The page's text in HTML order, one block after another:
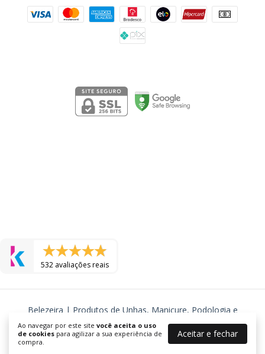
Ao navegar por este site você aceita o uso
de cookies para agilizar a sua experiência de
compra.
Aceitar e fechar
532 avaliações reais
Belezeira | Produtos de Unhas, Manicure, Podologia e
Cosmeticos
©2026. BELEZEIRA - J R TORRES COSMETICOS LTDA - 24577725000105.
Todos os direitos reservados.